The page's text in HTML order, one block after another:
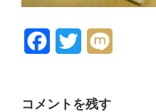
コメントを残す